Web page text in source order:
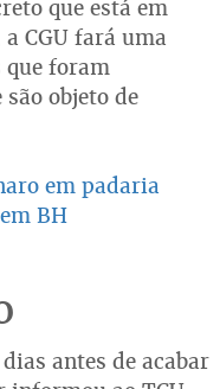
que está em
CGU fará uma
que foram
objeto de
em padaria
BH
antes de acabar